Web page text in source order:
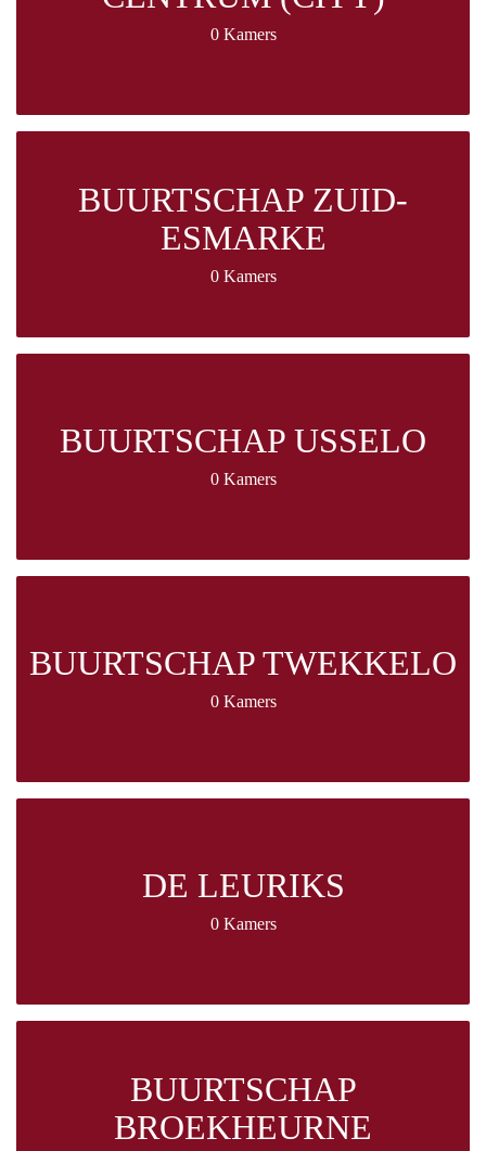
0 Kamers
BUURTSCHAP ZUID-
ESMARKE
0 Kamers
BUURTSCHAP USSELO
0 Kamers
BUURTSCHAP TWEKKELO
0 Kamers
DE LEURIKS
0 Kamers
BUURTSCHAP
BROEKHEURNE